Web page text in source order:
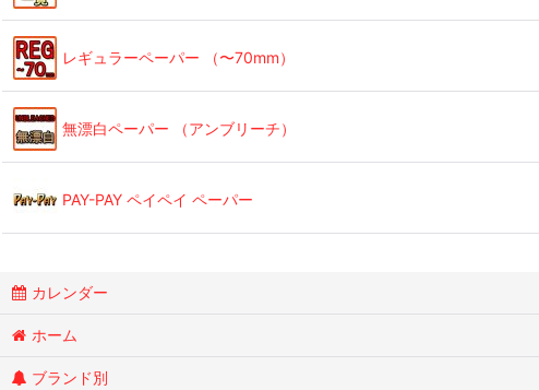
レギュラーペーパー （〜70mm）
無漂白ペーパー （アンブリーチ）
PAY-PAY ペイペイ ペーパー
カレンダー
ホーム
ブランド別